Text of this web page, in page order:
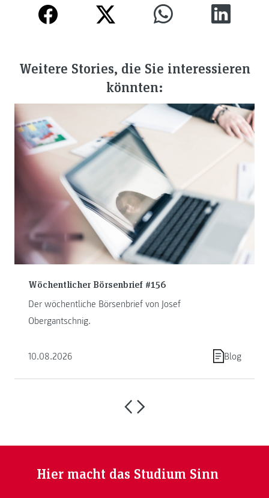
Weitere Stories, die Sie interessieren
könnten:
Wöchentlicher Börsenbrief #156
Der wöchentliche Börsenbrief von Josef
Obergantschnig.
10.08.2026 Blog
Hier macht das Studium Sinn